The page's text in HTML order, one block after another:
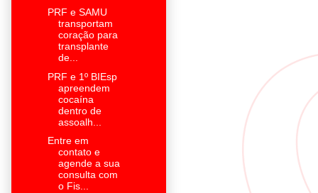
PRF e SAMU
transportam
coração para
transplante
de...
PRF e 1º BIEsp
apreendem
cocaína
dentro de
assoalh...
Entre em
contato e
agende a sua
consulta com
o Fis...